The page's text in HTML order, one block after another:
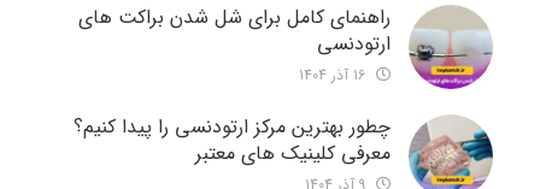
راهنمای کامل برای شل شدن براکت های
ارتودنسی
چطور بهترین مرکز ارتودنسی را پیدا کنیم؟
معرفی کلینیک های معتبر